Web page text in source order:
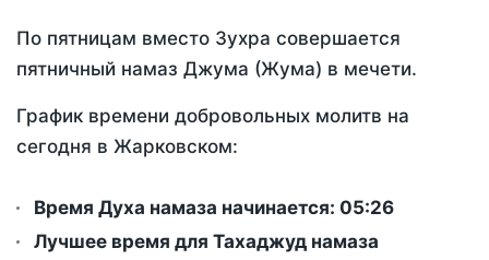
По пятницам вместо Зухра совершается
пятничный намаз Джума (Жума) в мечети.
График времени добровольных молитв на
сегодня в Жарковском:
Время Духа намаза начинается: 05:26
Лучшее время для Тахаджуд намаза